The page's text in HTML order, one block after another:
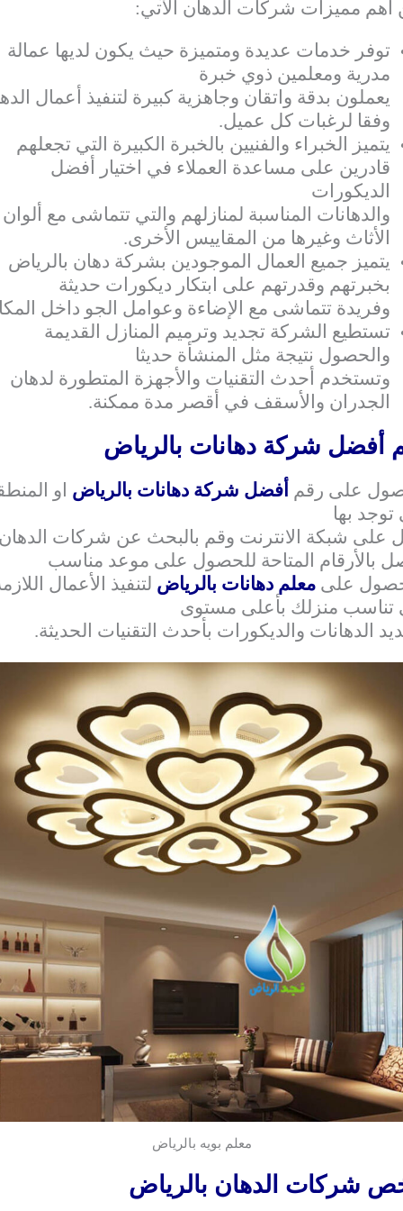
أهم مميزات شركات الدهان الآتي:
توفر خدمات عديدة ومتميزة حيث يكون لديها عمالة
مدرية ومعلمين ذوي خبرة
يعملون بدقة واتقان وجاهزية كبيرة لتنفيذ أعمال
وفقا لرغبات كل عميل.
يتميز الخبراء والفنيين بالخبرة الكبيرة التي تجعلهم
قادرين على مساعدة العملاء في اختيار أفضل
الديكورات
والدهانات المناسبة لمنازلهم والتي تتماشى مع ألوان
الأثاث وغيرها من المقاييس الأخرى.
يتميز جميع العمال الموجودين بشركة دهان بالرياض
بخبرتهم وقدرتهم على ابتكار ديكورات حديثة
وفريدة تتماشى مع الإضاءة وعوامل الجو داخل
تستطيع الشركة تجديد وترميم المنازل القديمة
والحصول نتيجة مثل المنشأة حديثا
وتستخدم أحدث التقنيات والأجهزة المتطورة لدهان
الجدران والأسقف في أقصر مدة ممكنة.
أفضل شركة دهانات بالرياض
على رقم أفضل شركة دهانات بالرياض او
توجد بها
على شبكة الانترنت وقم بالبحث عن شركات
بالأرقام المتاحة للحصول على موعد مناسب
علىمعلم دهانات بالرياض لتنفيذ الأعمال
تناسب منزلك بأعلى مستوى
الدهانات والديكورات بأحدث التقنيات الحديثة.
معلم بويه بالرياض
شركات الدهان بالرياض